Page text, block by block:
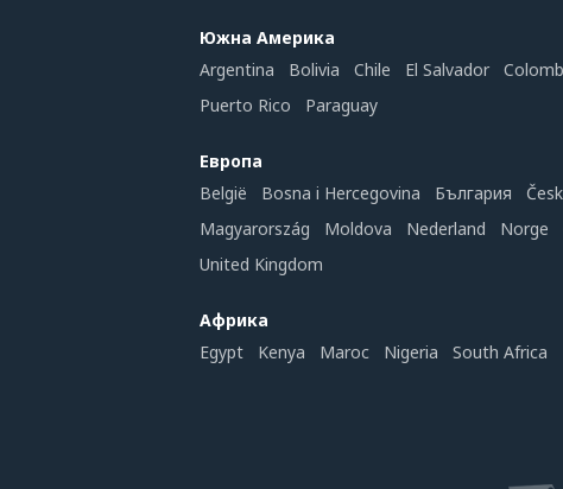
Южна Америка
Argentina
Bolivia Chile El Salvador
Puerto Rico
Paraguay
Европа
België
Bosna i Hercegovina България
Magyarország
Moldova Nederland Norge
United Kingdom
Африка
Egypt
Kenya Maroc Nigeria South Africa